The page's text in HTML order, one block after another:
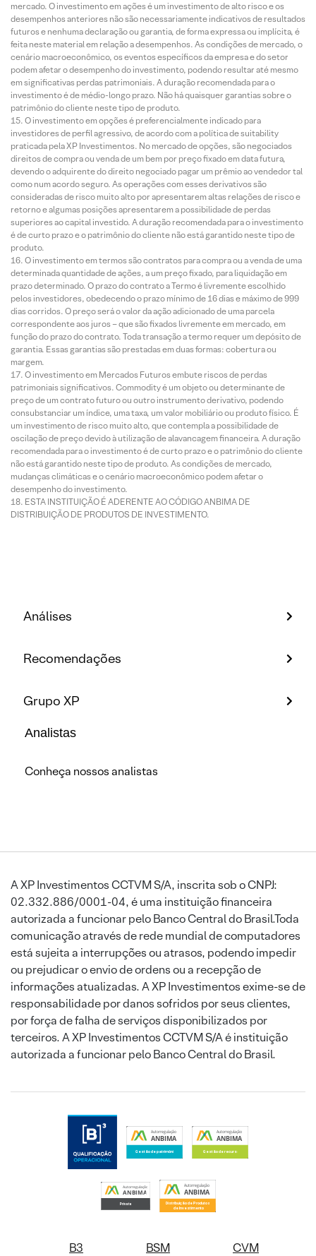
mercado. O investimento em ações é um investimento de alto risco e os
desempenhos anteriores não são necessariamente indicativos de resultados
futuros e nenhuma declaração ou garantia, de forma expressa ou implícita, é
feita neste material em relação a desempenhos. As condições de mercado, o
cenário macroeconômico, os eventos específicos da empresa e do setor
podem afetar o desempenho do investimento, podendo resultar até mesmo
em significativas perdas patrimoniais. A duração recomendada para o
investimento é de médio-longo prazo. Não há quaisquer garantias sobre o
patrimônio do cliente neste tipo de produto.
O investimento em opções é preferencialmente indicado para
investidores de perfil agressivo, de acordo com a política de suitability
praticada pela XP Investimentos. No mercado de opções, são negociados
direitos de compra ou venda de um bem por preço fixado em data futura,
devendo o adquirente do direito negociado pagar um prêmio ao vendedor tal
como num acordo seguro. As operações com esses derivativos são
consideradas de risco muito alto por apresentarem altas relações de risco e
retorno e algumas posições apresentarem a possibilidade de perdas
superiores ao capital investido. A duração recomendada para o investimento
é de curto prazo e o patrimônio do cliente não está garantido neste tipo de
produto.
O investimento em termos são contratos para compra ou a venda de uma
determinada quantidade de ações, a um preço fixado, para liquidação em
prazo determinado. O prazo do contrato a Termo é livremente escolhido
pelos investidores, obedecendo o prazo mínimo de 16 dias e máximo de 999
dias corridos. O preço será o valor da ação adicionado de uma parcela
correspondente aos juros – que são fixados livremente em mercado, em
função do prazo do contrato. Toda transação a termo requer um depósito de
garantia. Essas garantias são prestadas em duas formas: cobertura ou
margem.
O investimento em Mercados Futuros embute riscos de perdas
patrimoniais significativos. Commodity é um objeto ou determinante de
preço de um contrato futuro ou outro instrumento derivativo, podendo
consubstanciar um índice, uma taxa, um valor mobiliário ou produto físico. É
um investimento de risco muito alto, que contempla a possibilidade de
oscilação de preço devido à utilização de alavancagem financeira. A duração
recomendada para o investimento é de curto prazo e o patrimônio do cliente
não está garantido neste tipo de produto. As condições de mercado,
mudanças climáticas e o cenário macroeconômico podem afetar o
desempenho do investimento.
ESTA INSTITUIÇÃO É ADERENTE AO CÓDIGO ANBIMA DE
DISTRIBUIÇÃO DE PRODUTOS DE INVESTIMENTO.
Análises
Recomendações
Grupo XP
Analistas
Conheça nossos analistas
A XP Investimentos CCTVM S/A, inscrita sob o CNPJ:
02.332.886/0001-04, é uma instituição financeira
autorizada a funcionar pelo Banco Central do Brasil.Toda
comunicação através de rede mundial de computadores
está sujeita a interrupções ou atrasos, podendo impedir
ou prejudicar o envio de ordens ou a recepção de
informações atualizadas. A XP Investimentos exime-se de
responsabilidade por danos sofridos por seus clientes,
por força de falha de serviços disponibilizados por
terceiros. A XP Investimentos CCTVM S/A é instituição
autorizada a funcionar pelo Banco Central do Brasil.
B3 BSM CVM